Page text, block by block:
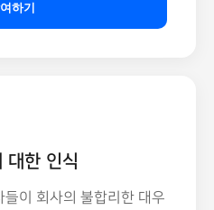
하기
한 인식
이 회사의 불합리한 대우